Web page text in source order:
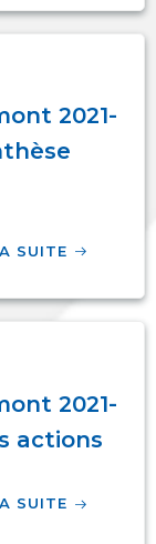
2021-
SUITE
2021-
actions
SUITE